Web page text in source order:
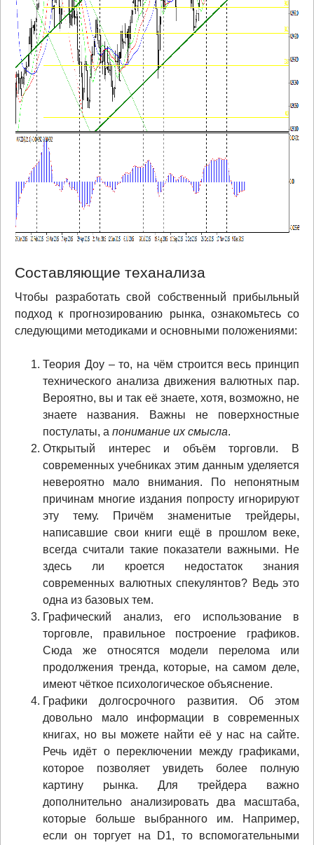
Составляющие теханализа
Чтобы разработать свой собственный прибыльный
подход к прогнозированию рынка, ознакомьтесь со
следующими методиками и основными положениями:
Теория Доу – то, на чём строится весь принцип
технического анализа движения валютных пар.
Вероятно, вы и так её знаете, хотя, возможно, не
знаете названия. Важны не поверхностные
постулаты, а понимание их смысла.
Открытый интерес и объём торговли. В
современных учебниках этим данным уделяется
невероятно мало внимания. По непонятным
причинам многие издания попросту игнорируют
эту тему. Причём знаменитые трейдеры,
написавшие свои книги ещё в прошлом веке,
всегда считали такие показатели важными. Не
здесь ли кроется недостаток знания
современных валютных спекулянтов? Ведь это
одна из базовых тем.
Графический анализ, его использование в
торговле, правильное построение графиков.
Сюда же относятся модели перелома или
продолжения тренда, которые, на самом деле,
имеют чёткое психологическое объяснение.
Графики долгосрочного развития. Об этом
довольно мало информации в современных
книгах, но вы можете найти её у нас на сайте.
Речь идёт о переключении между графиками,
которое позволяет увидеть более полную
картину рынка. Для трейдера важно
дополнительно анализировать два масштаба,
которые больше выбранного им. Например,
если он торгует на D1, то вспомогательными